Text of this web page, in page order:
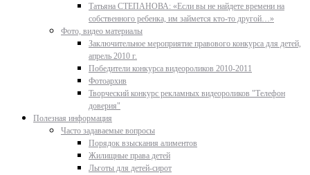
Татьяна СТЕПАНОВА: «Если вы не найдете времени на
собственного ребенка, им займется кто-то другой…»
Фото, видео материалы
Заключительное мероприятие правового конкурса для детей,
апрель 2010 г.
Победители конкурса видеороликов 2010-2011
Фотоархив
Творческий конкурс рекламных видеороликов "Телефон
доверия"
Полезная информация
Часто задаваемые вопросы
Порядок взыскания алиментов
Жилищные права детей
Льготы для детей-сирот